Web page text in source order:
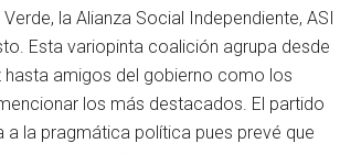
la Alianza Social Independiente, ASI
Esta variopinta coalición agrupa desde
amigos del gobierno como los
los más destacados. El partido
a la pragmática política pues prevé que